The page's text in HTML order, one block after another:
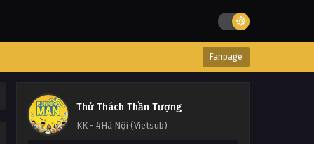
Fanpage
Thử Thách Thần Tượng
KK - #Hà Nội (Vietsub)
Tập 668
Thử Thách Thần Tượng Tập
Tập 667